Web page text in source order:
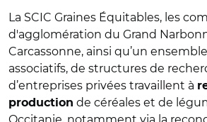
La SCIC Graines Équitables, les
d'agglomération du Grand
Carcassonne, ainsi qu’un
associatifs, de structures de
d’entreprises privées travaillent à
production de céréales et de
Occitanie, notamment via la